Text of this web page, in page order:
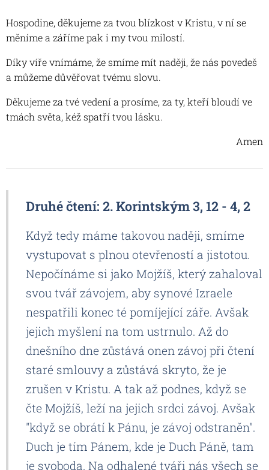
Hospodine, děkujeme za tvou blízkost v Kristu, v ní se
měníme a záříme pak i my tvou milostí.
Díky víře vnímáme, že smíme mít naději, že nás povedeš
a můžeme důvěřovat tvému slovu.
Děkujeme za tvé vedení a prosíme, za ty, kteří bloudí ve
tmách světa, kéž spatří tvou lásku.
Amen
Druhé čtení: 2. Korintským 3, 12 - 4, 2
Když tedy máme takovou naději, smíme
vystupovat s plnou otevřeností a jistotou.
Nepočínáme si jako Mojžíš, který zahaloval
svou tvář závojem, aby synové Izraele
nespatřili konec té pomíjející záře. Avšak
jejich myšlení na tom ustrnulo. Až do
dnešního dne zůstává onen závoj při čtení
staré smlouvy a zůstává skryto, že je
zrušen v Kristu. A tak až podnes, když se
čte Mojžíš, leží na jejich srdci závoj. Avšak
"když se obrátí k Pánu, je závoj odstraněn".
Duch je tím Pánem, kde je Duch Páně, tam
je svoboda. Na odhalené tváři nás všech se